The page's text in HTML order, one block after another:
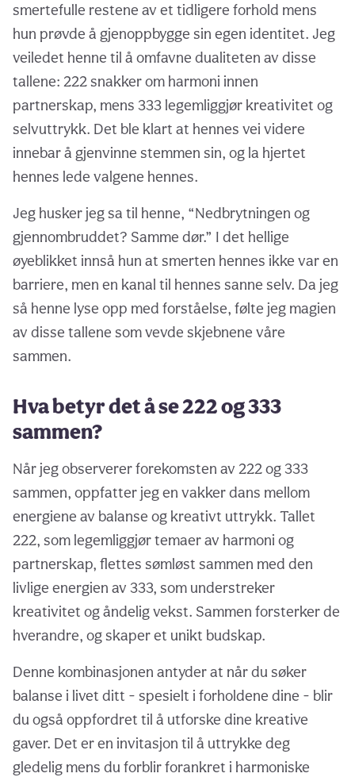
smertefulle restene av et tidligere forhold mens
hun prøvde å gjenoppbygge sin egen identitet. Jeg
veiledet henne til å omfavne dualiteten av disse
tallene: 222 snakker om harmoni innen
partnerskap, mens 333 legemliggjør kreativitet og
selvuttrykk. Det ble klart at hennes vei videre
innebar å gjenvinne stemmen sin, og la hjertet
hennes lede valgene hennes.
Jeg husker jeg sa til henne, “Nedbrytningen og
gjennombruddet? Samme dør.” I det hellige
øyeblikket innså hun at smerten hennes ikke var en
barriere, men en kanal til hennes sanne selv. Da jeg
så henne lyse opp med forståelse, følte jeg magien
av disse tallene som vevde skjebnene våre
sammen.
Hva betyr det å se 222 og 333
sammen?
Når jeg observerer forekomsten av 222 og 333
sammen, oppfatter jeg en vakker dans mellom
energiene av balanse og kreativt uttrykk. Tallet
222, som legemliggjør temaer av harmoni og
partnerskap, flettes sømløst sammen med den
livlige energien av 333, som understreker
kreativitet og åndelig vekst. Sammen forsterker de
hverandre, og skaper et unikt budskap.
Denne kombinasjonen antyder at når du søker
balanse i livet ditt - spesielt i forholdene dine - blir
du også oppfordret til å utforske dine kreative
gaver. Det er en invitasjon til å uttrykke deg
gledelig mens du forblir forankret i harmoniske